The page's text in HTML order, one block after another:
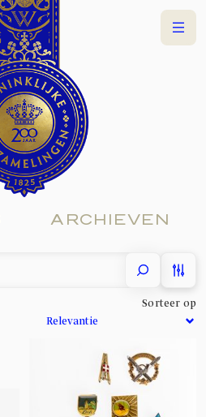
Menu
ARCHIEVEN
filter
Sorteer op